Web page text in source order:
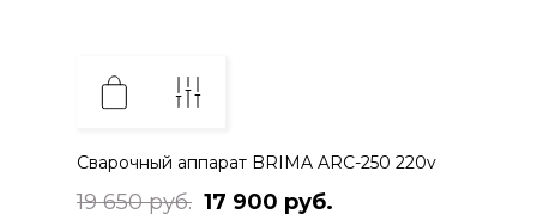
Сварочный аппарат BRIMA ARC-250 220v
19 650 руб. 17 900 руб.